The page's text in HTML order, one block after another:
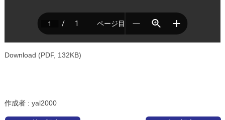
Download (PDF, 132KB)
作成者 : yal2000